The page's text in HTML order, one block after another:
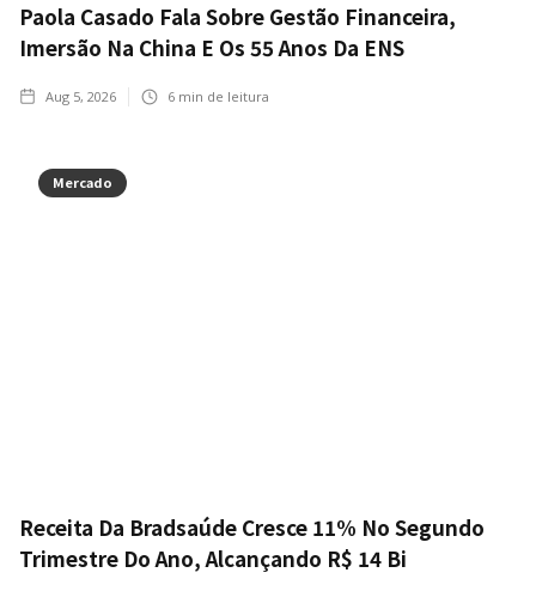
Paola Casado Fala Sobre Gestão Financeira,
Imersão Na China E Os 55 Anos Da ENS
Aug 5, 2026 6 min de leitura
Mercado
Receita Da Bradsaúde Cresce 11% No Segundo
Trimestre Do Ano, Alcançando R$ 14 Bi